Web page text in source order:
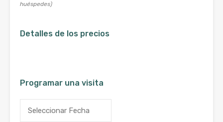
huéspedes)
Detalles de los precios
Programar una visita